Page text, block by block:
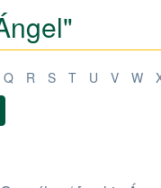
Q R S T U V W